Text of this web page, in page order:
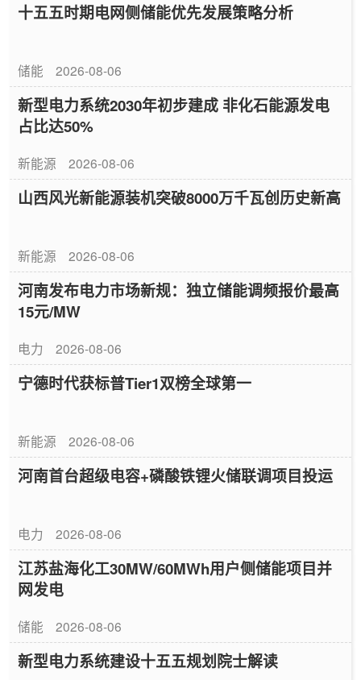
十五五时期电网侧储能优先发展策略分析
储能 2026-08-06
新型电力系统2030年初步建成 非化石能源发电
占比达50%
新能源 2026-08-06
山西风光新能源装机突破8000万千瓦创历史新高
新能源 2026-08-06
河南发布电力市场新规：独立储能调频报价最高
15元/MW
电力 2026-08-06
宁德时代获标普Tier1双榜全球第一
新能源 2026-08-06
河南首台超级电容+磷酸铁锂火储联调项目投运
电力 2026-08-06
江苏盐海化工30MW/60MWh用户侧储能项目并
网发电
储能 2026-08-06
新型电力系统建设十五五规划院士解读